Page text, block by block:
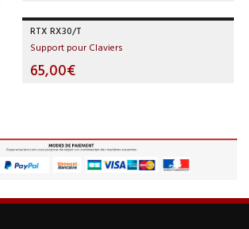
RTX RX30/T
Support pour Claviers
65,00€